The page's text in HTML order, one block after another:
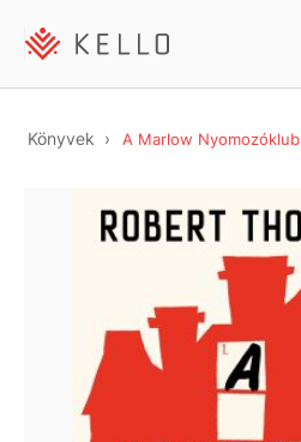
Könyvek A Marlow Nyomozóklub